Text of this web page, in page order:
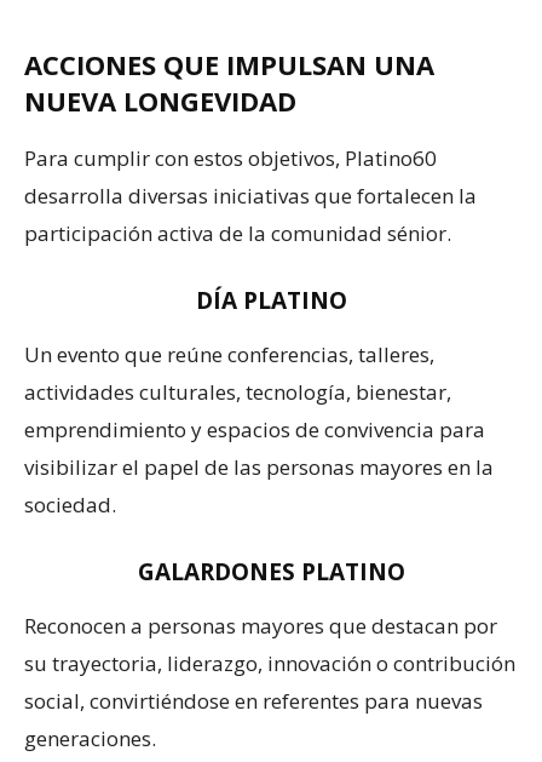
ACCIONES QUE IMPULSAN UNA
NUEVA LONGEVIDAD
Para cumplir con estos objetivos, Platino60
desarrolla diversas iniciativas que fortalecen la
participación activa de la comunidad sénior.
DÍA PLATINO
Un evento que reúne conferencias, talleres,
actividades culturales, tecnología, bienestar,
emprendimiento y espacios de convivencia para
visibilizar el papel de las personas mayores en la
sociedad.
GALARDONES PLATINO
Reconocen a personas mayores que destacan por
su trayectoria, liderazgo, innovación o contribución
social, convirtiéndose en referentes para nuevas
generaciones.